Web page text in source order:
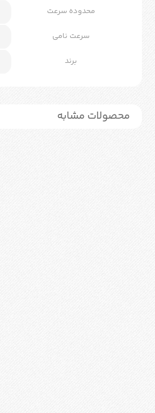
محدوده سرعت
سرعت نامی
برند
محصولات مشابه